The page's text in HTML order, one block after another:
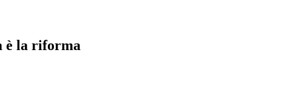
è la riforma